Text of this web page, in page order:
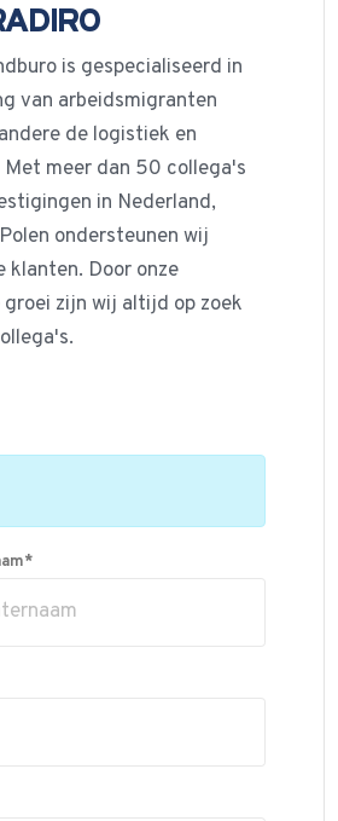
is gespecialiseerd in
van arbeidsmigranten
de logistiek en
Met meer dan 50 collega's
in Nederland,
ondersteunen wij
klanten. Door onze
zijn wij altijd op zoek